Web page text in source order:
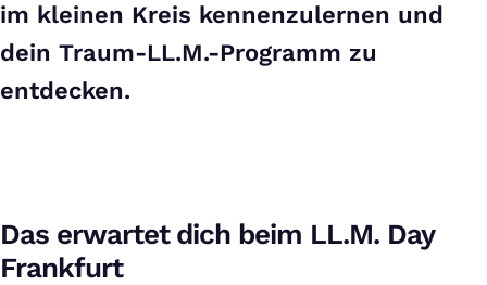
im kleinen Kreis kennenzulernen und
dein Traum-LL.M.-Programm zu
entdecken.
Das erwartet dich beim LL.M. Day
Frankfurt